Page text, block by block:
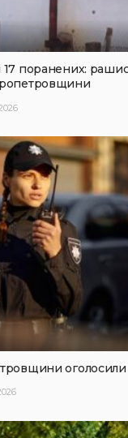
17 поранених: